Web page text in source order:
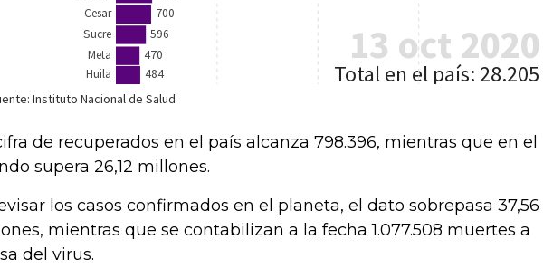
de recuperados en el país alcanza 798.396, mientras que en el
supera 26,12 millones.
los casos confirmados en el planeta, el dato sobrepasa 37,56
mientras que se contabilizan a la fecha 1.077.508 muertes a
del virus.